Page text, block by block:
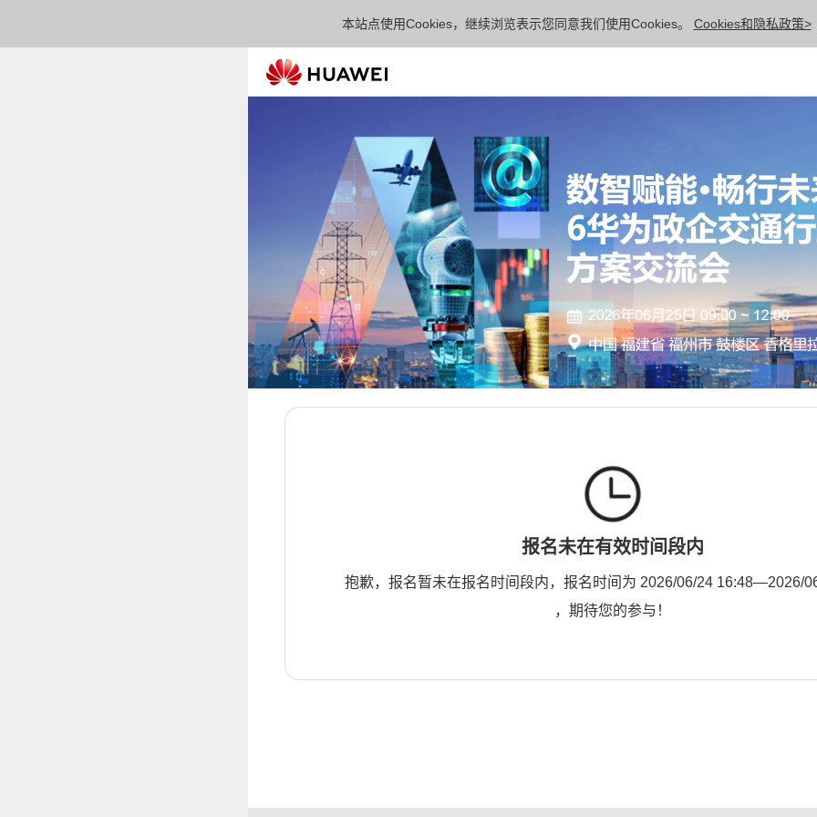
本站点使用Cookies，继续浏览表示您同意我们使用Cookies。 Cookies和隐私政策>
报名未在有效时间段内
抱歉，报名暂未在报名时间段内，报名时间为 2026/06/24 16:48—2026/
，期待您的参与！